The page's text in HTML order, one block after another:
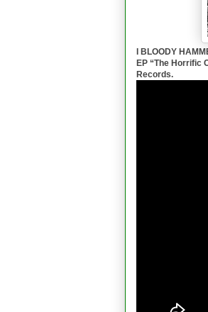
BLOODY
EP “The Horrific
Records.